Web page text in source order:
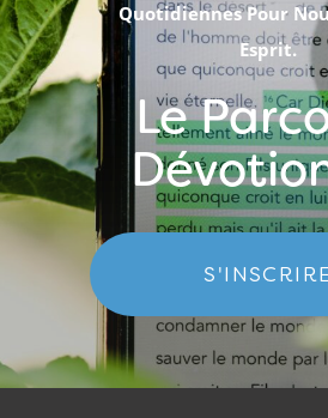
Quotidiennes Pour
Esprit.
Le
S'INSCRIRE